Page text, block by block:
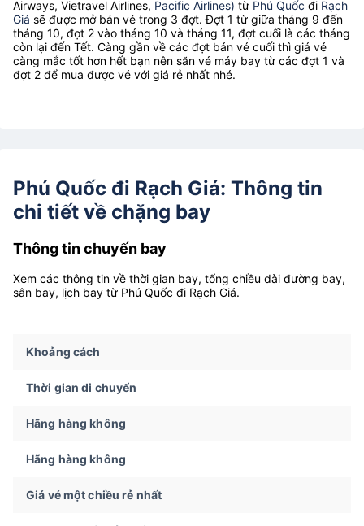
Airways, Vietravel Airlines, Pacific Airlines) từ Phú Quốc đi Rạch
Giá sẽ được mở bán vé trong 3 đợt. Đợt 1 từ giữa tháng 9 đến
tháng 10, đợt 2 vào tháng 10 và tháng 11, đợt cuối là các tháng
còn lại đến Tết. Càng gần về các đợt bán vé cuối thì giá vé
càng mắc tốt hơn hết bạn nên săn vé máy bay từ các đợt 1 và
đợt 2 để mua được vé với giá rẻ nhất nhé.
Phú Quốc đi Rạch Giá: Thông tin
chi tiết về chặng bay
Thông tin chuyến bay
Xem các thông tin về thời gian bay, tổng chiều dài đường bay,
sân bay, lịch bay từ Phú Quốc đi Rạch Giá.
Khoảng cách
Thời gian di chuyển
Hãng hàng không
Hãng hàng không
Giá vé một chiều rẻ nhất